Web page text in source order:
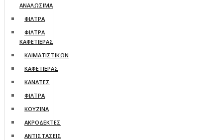
ΑΝΑΛΩΣΙΜΑ
ΦΙΛΤΡΑ
ΦΙΛΤΡΑ
ΚΑΦΕΤΙΕΡΑΣ
ΚΛΙΜΑΤΙΣΤΙΚΩΝ
ΚΑΦΕΤΙΕΡΑΣ
ΚΑΝΑΤΕΣ
ΦΙΛΤΡΑ
ΚΟΥΖΙΝΑ
ΑΚΡΟΔΕΚΤΕΣ
ΑΝΤΙΣΤΑΣΕΙΣ